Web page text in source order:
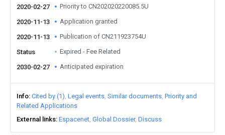
2020-02-27
Priority to CN202020220085.5U
2020-11-13 Application granted
2020-11-13 Publication of CN211923754U
Status Expired - Fee Related
2030-02-27 Anticipated expiration
Info Cited by (1) Legal events Similar documents Priority and
Related Applications
External links Espacenet Global Dossier Discuss